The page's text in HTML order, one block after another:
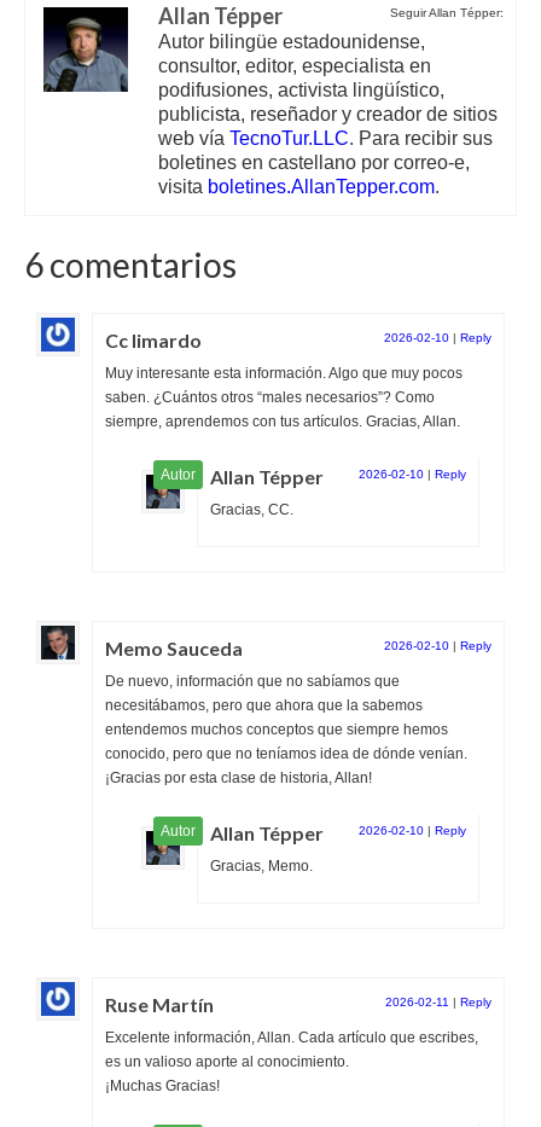
Seguir Allan Tépper:
Allan Tépper
Autor bilingüe estadounidense,
consultor, editor, especialista en
podifusiones, activista lingüístico,
publicista, reseñador y creador de sitios
web vía TecnoTur.LLC. Para recibir sus
boletines en castellano por correo-e,
visita boletines.AllanTepper.com.
6 comentarios
Cc limardo 2026-02-10 | Reply
Muy interesante esta información. Algo que muy pocos
saben. ¿Cuántos otros “males necesarios”? Como
siempre, aprendemos con tus artículos. Gracias, Allan.
Allan Tépper 2026-02-10 | Reply
Gracias, CC.
Memo Sauceda 2026-02-10 | Reply
De nuevo, información que no sabíamos que
necesitábamos, pero que ahora que la sabemos
entendemos muchos conceptos que siempre hemos
conocido, pero que no teníamos idea de dónde venían.
¡Gracias por esta clase de historia, Allan!
Allan Tépper 2026-02-10 | Reply
Gracias, Memo.
Ruse Martín 2026-02-11 | Reply
Excelente información, Allan. Cada artículo que escribes,
es un valioso aporte al conocimiento.
¡Muchas Gracias!